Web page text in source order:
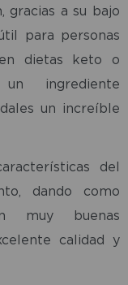
gracias a su bajo
para personas
dietas keto o
ingrediente
un increíble
del
dando como
muy buenas
calidad y